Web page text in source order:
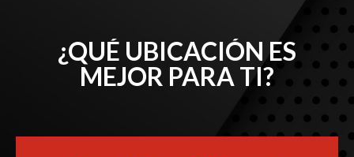
¿QUÉ UBICACIÓN ES
MEJOR PARA TI?